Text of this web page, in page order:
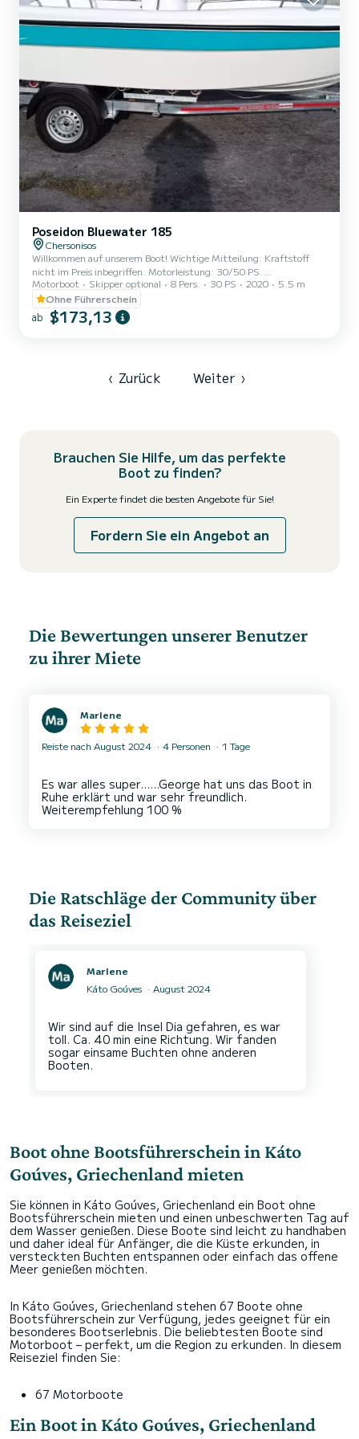
Poseidon Bluewater 185
Chersonisos
Willkommen auf unserem Boot! Wichtige Mitteilung: Kraftstoff
nicht im Preis inbegriffen. Motorleistung: 30/50 PS.
Vollkaskoversicherung, Selbstbeteiligung für die ersten 600 Euro!
Motorboot Skipper optional 8 Pers. 30 PS 2020
5.5 m
Ohne Führerschein
ab $173,13
‹ Zurück Weiter ›
Brauchen Sie Hilfe, um das perfekte
Boot zu finden?
Ein Experte findet die besten Angebote für Sie!
Fordern Sie ein Angebot an
Die Bewertungen unserer Benutzer
zu ihrer Miete
Marlene
Reiste nach August 2024 4 Personen 1 Tage
Es war alles super......George hat uns das Boot in
Ruhe erklärt und war sehr freundlich.
Die Ratschläge der Community über
das Reiseziel
Marlene
Káto Goúves
August 2024
Wir sind auf die Insel Dia gefahren, es war
toll. Ca. 40 min eine Richtung. Wir fanden
sogar einsame Buchten ohne anderen
Boot ohne Bootsführerschein in Káto
Goúves, Griechenland mieten
Sie können in Káto Goúves, Griechenland ein Boot ohne
Bootsführerschein mieten und einen unbeschwerten Tag auf
dem Wasser genießen. Diese Boote sind leicht zu handhaben
und daher ideal für Anfänger, die die Küste erkunden, in
versteckten Buchten entspannen oder einfach das offene
Meer genießen möchten.
In Káto Goúves, Griechenland stehen 67 Boote ohne
Bootsführerschein zur Verfügung, jedes geeignet für ein
besonderes Bootserlebnis. Die beliebtesten Boote sind
Motorboot – perfekt, um die Region zu erkunden. In diesem
Reiseziel finden Sie:
67 Motorboote
Ein Boot in Káto Goúves, Griechenland